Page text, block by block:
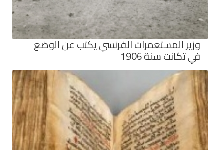
وزير المستعمرات الفرنسي يكتب عن الوضع
في تكانت سنة 1906